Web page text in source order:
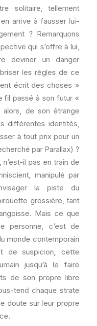
solitaire, tellement
arrive à fausser lui-
? Remarquons
qui s’offre à lui,
deviner un danger
les règles de ce
écrit des choses »
fil passé à son futur «
de son étrange
différentes identités,
à tout prix pour un
par Parallax) ?
il pas en train de
manipulé par
la piste du
grossière, tant
Mais ce que
personne, c’est de
monde contemporain
de suspicion, cette
jusqu’à le faire
de son propre libre
tend chaque strate
doute sur leur propre